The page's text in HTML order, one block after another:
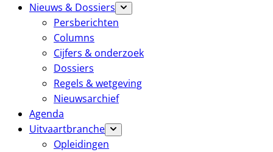
Nieuws & Dossiers
Persberichten
Columns
Cijfers & onderzoek
Dossiers
Regels & wetgeving
Nieuwsarchief
Agenda
Uitvaartbranche
Opleidingen